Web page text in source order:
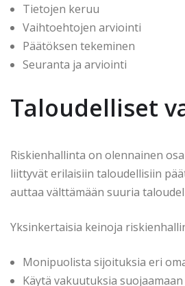
Tietojen keruu
Vaihtoehtojen arviointi
Päätöksen tekeminen
Seuranta ja arviointi
Taloudelliset
Riskienhallinta on olennainen
liittyvät erilaisiin taloudellisiin
auttaa välttämään suuria
Yksinkertaisia keinoja
Monipuolista sijoituksia eri
Käytä vakuutuksia